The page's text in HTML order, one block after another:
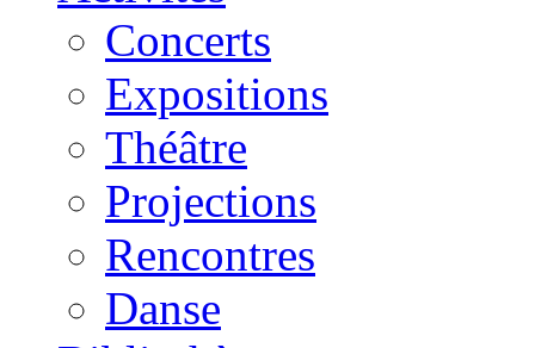
Concerts
Expositions
Théâtre
Projections
Rencontres
Danse